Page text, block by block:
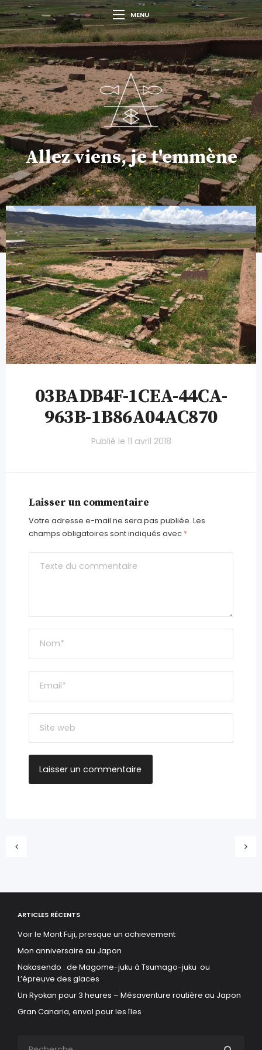
MENU
Allez viens, je t'emmène
03BADB4F-1CEA-44CA-
963B-1B86A04AC870
Publié le 11 avril 2018
Laisser un commentaire
Votre adresse e-mail ne sera pas publiée. Les
champs obligatoires sont indiqués avec *
ARTICLES RÉCENTS
Voir le Mont Fuji, presque un achievement
Mon anniversaire au Japon
Nakasendo : de Magome-juku à Tsumago-juku ou
L’épreuve des glaces
Un Ryokan pour 3 heures – Mésaventure routière au Japon
Gran Canaria, envol pour les îles